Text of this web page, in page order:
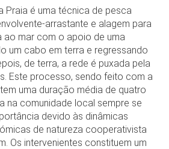
Praia é uma técnica de pesca
arrastante e alagem para
ao mar com o apoio de uma
um cabo em terra e regressando
de terra, a rede é puxada pela
Este processo, sendo feito com a
uma duração média de quatro
na comunidade local sempre se
devido às dinâmicas
de natureza cooperativista
Os intervenientes constituem um